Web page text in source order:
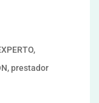
prestador